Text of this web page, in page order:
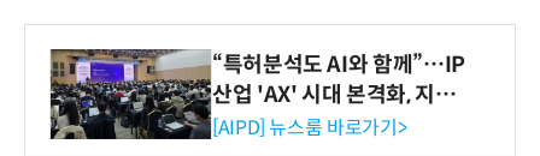
“특허분석도 AI와 함께”…IP
산업 'AX' 시대 본격화, 지식
재산처 1호 AI IP데이터분석
[AIPD] 뉴스룸 바로가기>